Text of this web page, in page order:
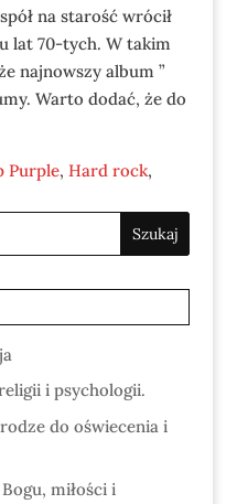
na starość wrócił
lat 70-tych. W takim
najnowszy album ”
Warto dodać, że do
Purple, Hard rock,
i psychologii.
do oświecenia i
miłości i